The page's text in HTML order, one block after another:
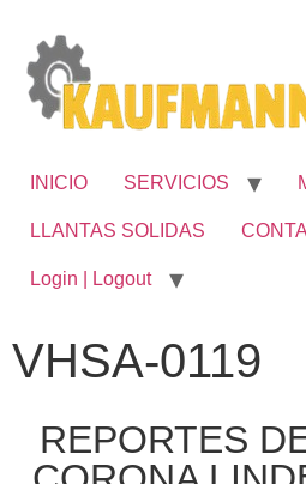
INICIO SERVICIOS
LLANTAS SOLIDAS
Login | Logout
VHSA-0119
REPORTES